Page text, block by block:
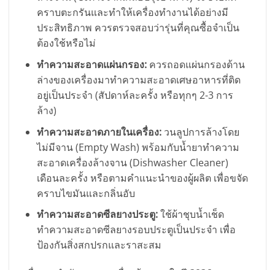
คราบตะกรันและทำให้เครื่องทำงานได้อย่างมี
ประสิทธิภาพ ควรตรวจสอบว่ารุ่นที่คุณซื้อจำเป็น
ต้องใช้หรือไม่
ทำความสะอาดแผ่นกรอง:ควรถอดแผ่นกรองด้าน
ล่างของเครื่องมาทำความสะอาดเศษอาหารที่ติด
อยู่เป็นประจำ (สัปดาห์ละครั้ง หรือทุกๆ 2-3 การ
ล้าง)
ทำความสะอาดภายในเครื่อง:วนลูปการล้างโดย
ไม่มีจาน (Empty Wash) พร้อมกับน้ำยาทำความ
สะอาดเครื่องล้างจาน (Dishwasher Cleaner)
เดือนละครั้ง หรือตามคำแนะนำของผู้ผลิต เพื่อขจัด
คราบไขมันและกลิ่นอับ
ทำความสะอาดซีลยางประตู:ใช้ผ้าชุบน้ำเช็ด
ทำความสะอาดซีลยางรอบประตูเป็นประจำ เพื่อ
ป้องกันสิ่งสกปรกและราสะสม